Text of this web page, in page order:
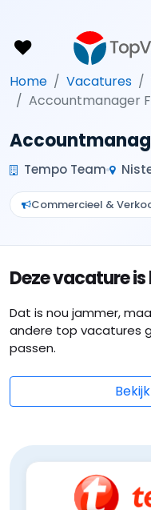
Home Vacatures
Accountmanager
Tempo Team
Commercieel &
Deze vacature
Dat is nou jammer,
andere top vacatures
passen.